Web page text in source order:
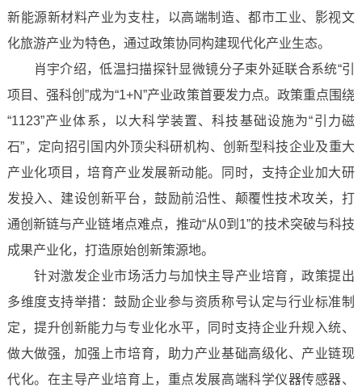
新能源新材料产业为支柱，以高端制造、都市工业、影视文
化旅游产业为特色，通过政策协同构建现代化产业生态。
肖宇介绍，低温扫描探针显微镜分子束外延联合系统“引
项目、强科创”成为“1+N”产业政策首要发力点。政策重点围绕
“1123”产业体系，以大科学装置、科技基础设施为“引力磁
石”，定向招引国内外顶尖科研机构、创新型科技企业及重大
产业化项目，培育产业发展新动能。同时，支持企业加大研
发投入、建设创新平台，鼓励前沿性、颠覆性技术攻关，打
通创新链与产业链堵点难点，推动“从0到1”的技术突破与科技
成果产业化，打造原始创新策源地。
针对激发企业市场活力与加快主导产业培育，政策提出
多维度支持举措：鼓励企业参与资质称号认定与行业标准制
定，提升创新能力与专业化水平，同时支持企业升规入统、
做大做强，加强上市培育，助力产业基础高级化、产业链现
代化。在主导产业培育上，重点发展高端科学仪器传感器、